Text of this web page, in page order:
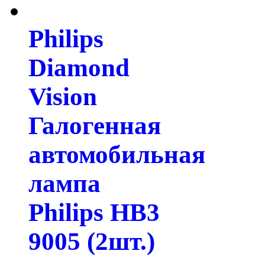
Philips
Diamond
Vision
Галогенная
автомобильная
лампа
Philips HB3
9005 (2шт.)